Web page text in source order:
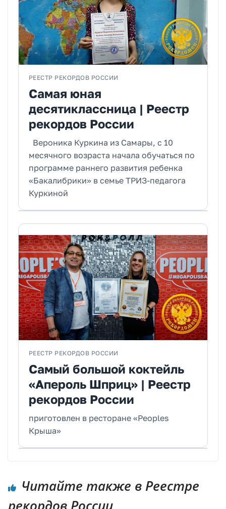
РЕЕСТР РЕКОРДОВ РОССИИ
Самая юная
десятиклассница | Реестр
рекордов России
Вероника Куркина из Самары, с 10
месячного возраста начала обучаться по
программе раннего развития ребенка
«Бакалибрики» в семье ТРИЗ-педагога
Куркиной
РЕЕСТР РЕКОРДОВ РОССИИ
Самый большой коктейль
«Апероль Шприц» | Реестр
рекордов России
приготовлен в ресторане «Peoples
Крыша»
Читайте также в Реестре